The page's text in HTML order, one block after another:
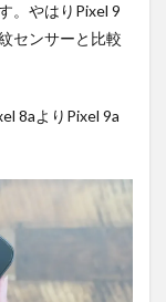
。やはりPixel 9
センサーと比較
8aよりPixel 9a